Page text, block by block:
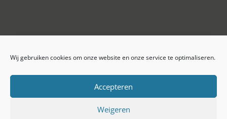
Wij gebruiken cookies om onze website en onze service te optimaliseren.
Accepteren
Weigeren
ONLINE ARCHIEF
Privacy beleid